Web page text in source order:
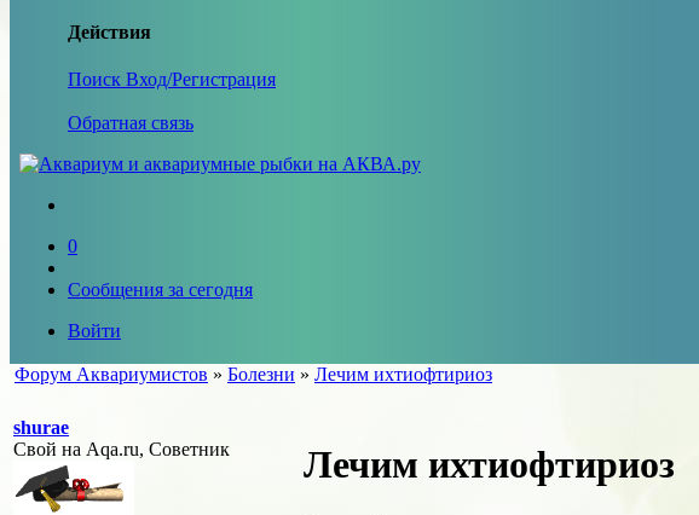
Действия
Поиск Вход/Регистрация
Обратная связь
0
Сообщения за сегодня
Войти
Форум Аквариумистов » Болезни » Лечим ихтиофтириоз
shurae
Свой на Aqa.ru, Советник
Лечим ихтиофтириоз